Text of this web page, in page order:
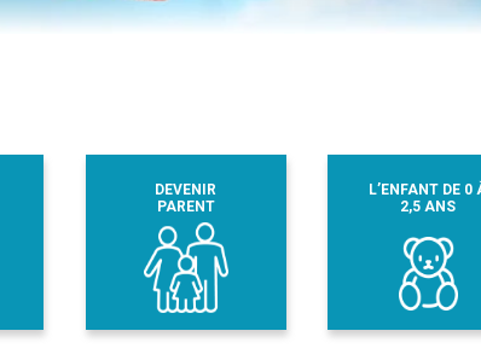
DEVENIR
PARENT
L’ENFANT DE 0
2,5 ANS